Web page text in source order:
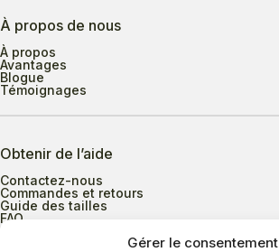
Gérer le consentement
À propos de nous
À propos
Avantages
Blogue
Témoignages
Obtenir de l’aide
Contactez-nous
Commandes et retours
Guide des tailles
FAQ